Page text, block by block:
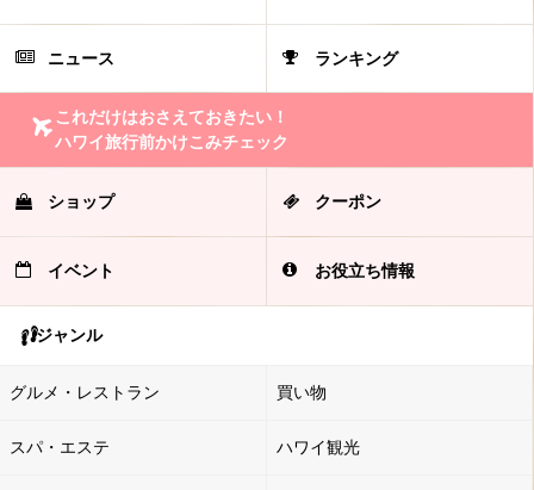
ニュース ランキング
これだけはおさえておきたい！
ハワイ旅行前かけこみチェック
ショップ クーポン
イベント お役立ち情報
ジャンル
グルメ・レストラン 買い物
スパ・エステ ハワイ観光